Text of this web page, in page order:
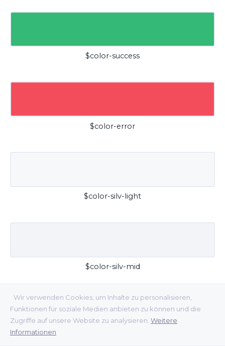
Wir verwenden Cookies, um Inhalte zu personalisieren,
Funktionen für soziale Medien anbieten zu können und die
Zugriffe auf unsere Website zu analysieren. Weitere
Informationen
$color-success
$color-error
$color-silv-light
$color-silv-mid